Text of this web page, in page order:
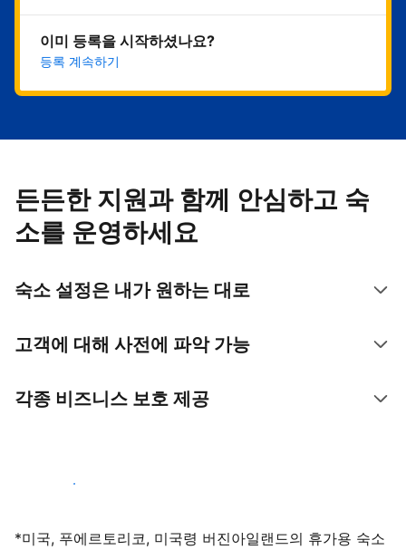
이미 등록을 시작하셨나요?
등록 계속하기
든든한 지원과 함께 안심하고 숙
소를 운영하세요
숙소 설정은 내가 원하는 대로
고객에 대해 사전에 파악 가능
각종 비즈니스 보호 제공
지금 등록하기
*미국, 푸에르토리코, 미국령 버진아일랜드의 휴가용 숙소